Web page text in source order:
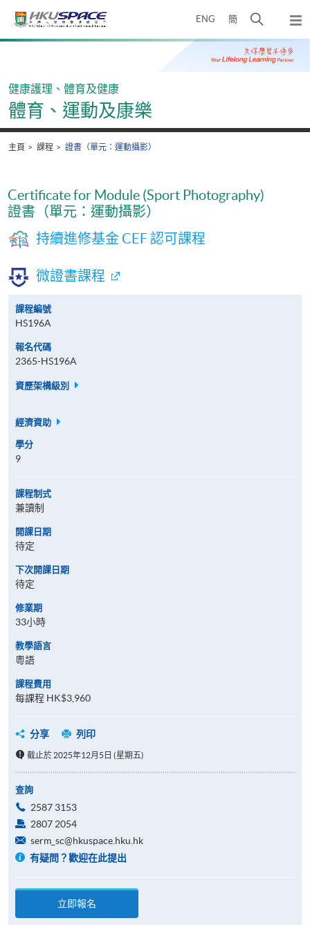
ENG 簡
開
搜
尋
彈
出
主
Main
健康護理、體育及健康
體育、運動及康樂
主頁 課程 證書（單元：運動攝影）
Certificate for Module (Sport Photography)
證書（單元：運動攝影）
持續進修基金 CEF 認可課程
微證書課程
課程編號
HS196A
報名代碼
2365-HS196A
資歷架構級別
經濟資助
學分
9
課程制式
兼讀制
開課日期
待定
下次開課日期
待定
修業期
33小時
教學語言
粵語
課程費用
每課程 HK$3,960
分享 列印
截止於 2025年12月5日 (星期五)
查詢
2587 3153
2807 2054
serm_sc@hkuspace.hku.hk
有疑問？歡迎在此提出
立即報名